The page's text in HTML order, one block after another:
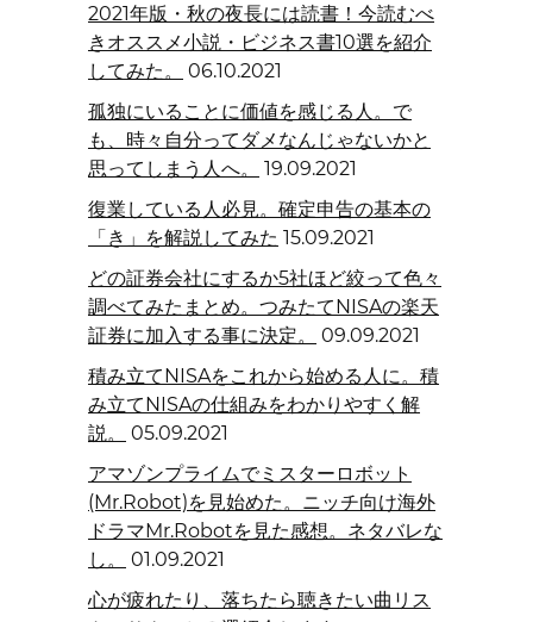
2021年版・秋の夜長には読書！今読むべ
きオススメ小説・ビジネス書10選を紹介
してみた。
06.10.2021
孤独にいることに価値を感じる人。で
も、時々自分ってダメなんじゃないかと
思ってしまう人へ。
19.09.2021
復業している人必見。確定申告の基本の
「き」を解説してみた 15.09.2021
どの証券会社にするか5社ほど絞って色々
調べてみたまとめ。つみたてNISAの楽天
証券に加入する事に決定。
09.09.2021
積み立てNISAをこれから始める人に。積
み立てNISAの仕組みをわかりやすく解
説。
05.09.2021
アマゾンプライムでミスターロボット
(Mr.Robot)を見始めた。ニッチ向け海外
ドラマMr.Robotを見た感想。ネタバレな
し。
01.09.2021
心が疲れたり、落ちたら聴きたい曲リス